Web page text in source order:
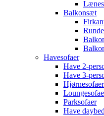
Balkonsæt
Havesofaer
Have 2-
Have 3-
Hjørnesofaer
Parksofaer
Have daybed